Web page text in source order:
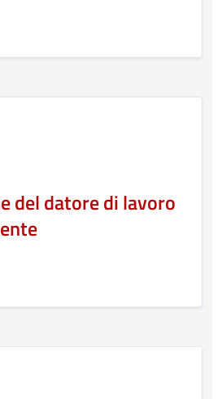
A: DICHIARAZIONE DI
del datore di lavoro
A: DICHIARAZIONE DEL